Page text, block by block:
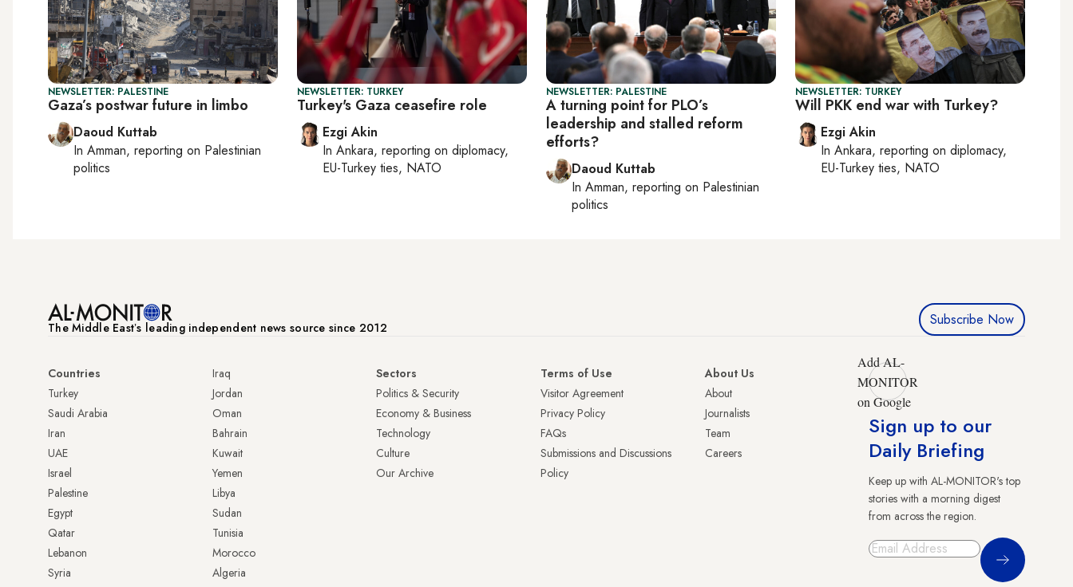
NEWSLETTER: PALESTINE
Gaza’s postwar future in limbo
Daoud Kuttab
In Amman, reporting on Palestinian
politics
NEWSLETTER: TURKEY
Turkey's Gaza ceasefire role
Ezgi Akin
In Ankara, reporting on diplomacy,
EU-Turkey ties, NATO
NEWSLETTER: PALESTINE
A turning point for PLO’s
leadership and stalled reform
efforts?
Daoud Kuttab
In Amman, reporting on Palestinian
politics
NEWSLETTER: TURKEY
Will PKK end war with Turkey?
Ezgi Akin
In Ankara, reporting on diplomacy,
EU-Turkey ties, NATO
The Middle Eastʼs leading independent news source since 2012 Subscribe Now
Countries
Turkey
Saudi Arabia
Iran
UAE
Israel
Palestine
Egypt
Qatar
Lebanon
Syria
Iraq
Jordan
Oman
Bahrain
Kuwait
Yemen
Libya
Sudan
Tunisia
Morocco
Algeria
Sectors
Politics & Security
Economy & Business
Technology
Culture
Our Archive
Terms of Use
Visitor Agreement
Privacy Policy
FAQs
Submissions and Discussions
Policy
About Us
About
Journalists
Team
Careers
Add AL-
MONITOR
on Google
Sign up to our
Daily Briefing
Keep up with AL-MONITOR's top
stories with a morning digest
from across the region.
Sign Up